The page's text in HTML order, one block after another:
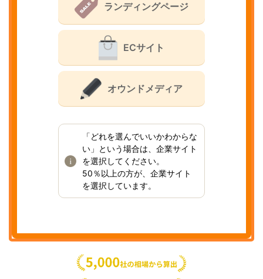
ランディングページ
ECサイト
オウンドメディア
「どれを選んでいいかわからな
い」という場合は、企業サイト
を選択してください。
50％以上の方が、企業サイト
を選択しています。